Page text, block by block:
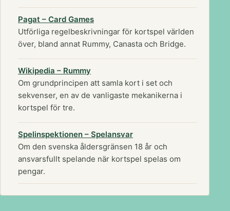
Pagat – Card Games
Utförliga regelbeskrivningar för kortspel världen
över, bland annat Rummy, Canasta och Bridge.
Wikipedia – Rummy
Om grundprincipen att samla kort i set och
sekvenser, en av de vanligaste mekanikerna i
kortspel för tre.
Spelinspektionen – Spelansvar
Om den svenska åldersgränsen 18 år och
ansvarsfullt spelande när kortspel spelas om
pengar.